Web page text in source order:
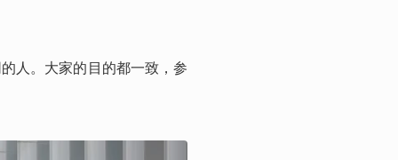
人。大家的目的都一致，参